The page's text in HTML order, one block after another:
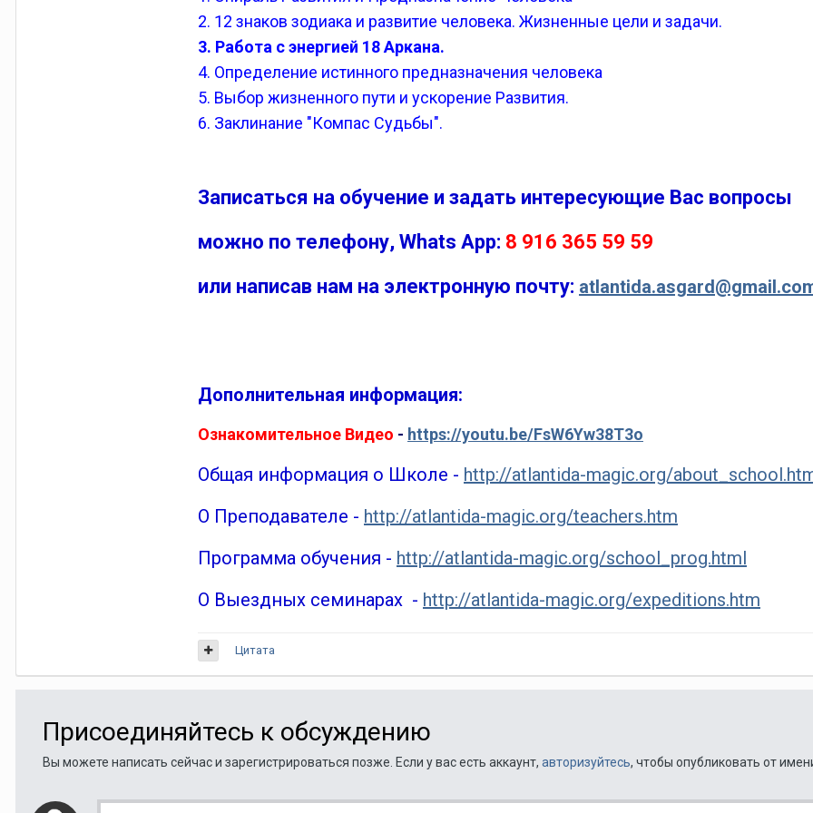
2. 12 знаков зодиака и развитие человека. Жизненные цели и задачи.
3. Работа с энергией 18 Аркана.
4. Определение истинного предназначения человека
5. Выбор жизненного пути и ускорение Развития.
6. Заклинание "Компас Судьбы".
Записаться на обучение и задать интересующие Вас вопросы
можно по телефону, Whats App: 8 916 365 59 59
или написав нам на электронную почту:
Дополнительная информация:
Ознакомительное Видео - https://youtu.be/FsW6Yw38T3o
Общая информация о Школе - http://atlantida-magic.org/
О Преподавателе - http://atlantida-magic.org/teachers.htm
Программа обучения - http://atlantida-magic.org/school_prog.html
О Выездных семинарах - http://atlantida-magic.org/expeditions.htm
Цитата
Присоединяйтесь к обсуждению
Вы можете написать сейчас и зарегистрироваться позже. Если у вас есть аккаунт, авторизуйтесь, чтобы опубликовать от